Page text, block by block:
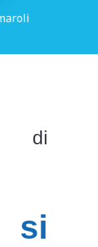
di
si